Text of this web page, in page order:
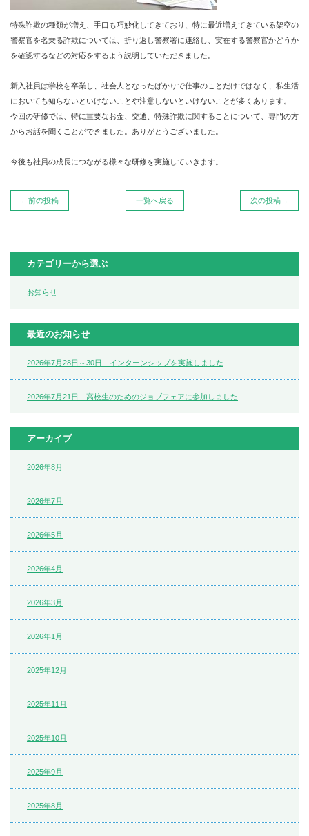
特殊詐欺の種類が増え、手口も巧妙化してきており、特に最近増えてきている架空の
警察官を名乗る詐欺については、折り返し警察署に連絡し、実在する警察官かどうか
を確認するなどの対応をするよう説明していただきました。
新入社員は学校を卒業し、社会人となったばかりで仕事のことだけではなく、私生活
においても知らないといけないことや注意しないといけないことが多くあります。
今回の研修では、特に重要なお金、交通、特殊詐欺に関することについて、専門の方
からお話を聞くことができました。ありがとうございました。
今後も社員の成長につながる様々な研修を実施していきます。
←前の投稿 一覧へ戻る 次の投稿→
カテゴリーから選ぶ
お知らせ
最近のお知らせ
2026年7月28日～30日 インターンシップを実施しました
2026年7月21日 高校生のためのジョブフェアに参加しました
アーカイブ
2026年8月
2026年7月
2026年5月
2026年4月
2026年3月
2026年1月
2025年12月
2025年11月
2025年10月
2025年9月
2025年8月